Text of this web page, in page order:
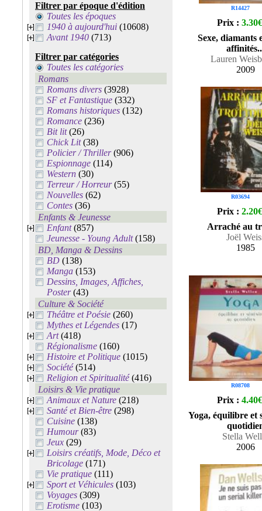
Filtrer par époque d'édition
Toutes les époques
1940 à aujourd'hui (10608)
Avant 1940 (713)
Filtrer par catégories
Toutes les catégories
Romans
Romans divers (3928)
SF et Fantastique (332)
Romans historiques (132)
Romance (236)
Bit lit(26)
Chick Lit(38)
Policier / Thriller(906)
Espionnage (114)
Western (30)
Terreur / Horreur(55)
Nouvelles (62)
Contes (36)
Enfants & Jeunesse
Enfant(857)
Jeunesse - Young Adult(158)
BD, Manga & Dessins
BD (138)
Manga (153)
Dessins, Images, Affiches,
Poster(43)
Culture & Société
Théâtre et Poésie (260)
Mythes et Légendes (17)
Art(418)
Régionalisme (160)
Histoire et Politique (1015)
Société(514)
Religion et Spiritualité(416)
Loisirs & Vie pratique
Animaux et Nature (218)
Santé et Bien-être (298)
Cuisine (138)
Humour(83)
Jeux (29)
Loisirs créatifs, Mode, Déco et
Bricolage (171)
Vie pratique (111)
Sport et Véhicules (103)
Voyages (309)
Erotisme (103)
R14427
Prix : 3.30€
Sexe, diamants
Lauren
2009
R03694
Prix : 2.20€
Arraché au
Joël
1985
R08708
Prix : 4.40€
Yoga, équilibre et
Stella
2006